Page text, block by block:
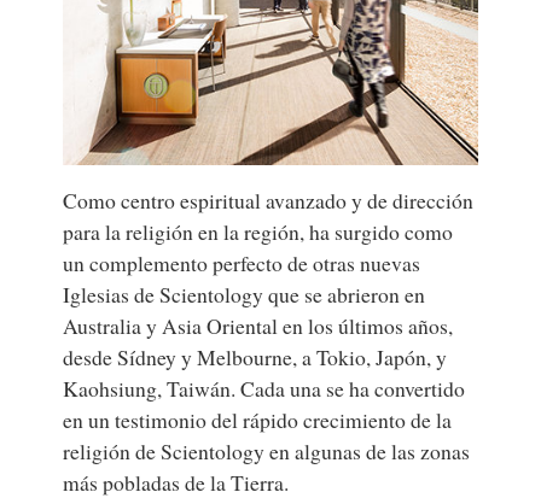
Como centro espiritual avanzado y de dirección
para la religión en la región, ha surgido como
un complemento perfecto de otras nuevas
Iglesias de Scientology que se abrieron en
Australia y Asia Oriental en los últimos años,
desde Sídney y Melbourne, a Tokio, Japón, y
Kaohsiung, Taiwán. Cada una se ha convertido
en un testimonio del rápido crecimiento de la
religión de Scientology en algunas de las zonas
más pobladas de la Tierra.